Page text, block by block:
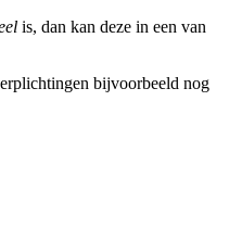
is, dan kan deze in een van
bijvoorbeeld nog